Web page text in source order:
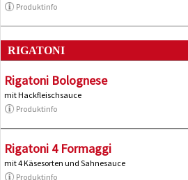
Produktinfo
RIGATONI
Rigatoni Bolognese
mit Hackfleischsauce
Produktinfo
Rigatoni 4 Formaggi
mit 4 Käsesorten und Sahnesauce
Produktinfo